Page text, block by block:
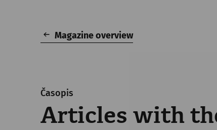
Magazine overview
Časopis
Articles with